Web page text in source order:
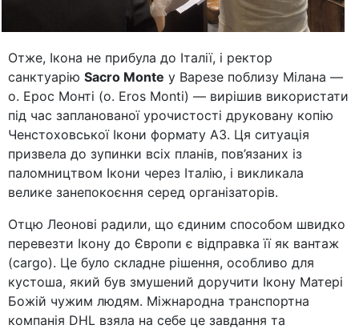
Отже, Ікона не прибула до Італії, і ректор
санктуарію Sacro Monte у Варезе поблизу Мілана —
о. Ерос Монті (o. Eros Monti) — вирішив використати
під час запланованої урочистості друковану копію
Ченстоховської Ікони формату A3. Ця ситуація
призвела до зупинки всіх планів, пов’язаних із
паломництвом Ікони через Італію, і викликала
велике занепокоєння серед організаторів.
Отцю Леонові радили, що єдиним способом швидко
перевезти Ікону до Європи є відправка її як вантаж
(cargo). Це було складне рішення, особливо для
кустоша, який був змушений доручити Ікону Матері
Божій чужим людям. Міжнародна транспортна
компанія DHL взяла на себе це завдання та